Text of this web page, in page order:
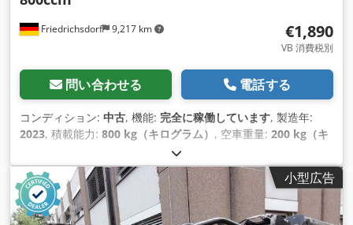
Friedrichsdorf 9,217 km €1,890
VB 消費税別
問い合わせる 電話する
コンディション: 中古, 機能: 完全に稼働しています, 製造年:
2023, 積載能力: 800 kg（キログラム） , 空車重量: 200 kg（キ
1,800 mm, バルク材ショベル 技術的条件:
新品 説明: 密度2100 kg/m3 の材料の運搬 穀物、土、砂利など
の運搬に最適。ヘビーデューティ仕様の補強構造 より高い精度
を実現するレベリングエイド オプションでボルト固定式LDRシ
ューバーを一部モデルで利用可能 Cjdpeu Dyd Njfx Abhoha
小型広告